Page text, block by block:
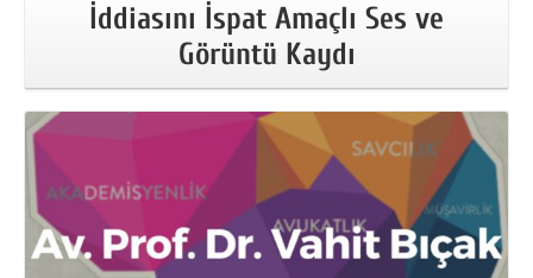
İddiasını İspat Amaçlı Ses ve
Görüntü Kaydı
More Information